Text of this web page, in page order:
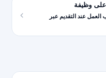
على وظيفة
عند التقديم عبر